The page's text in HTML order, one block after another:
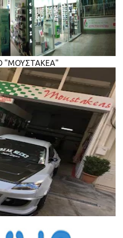
"ΜΟΥΣΤΑΚΕΑ"